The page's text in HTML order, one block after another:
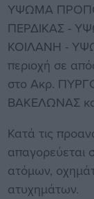
ΥΨΩΜΑ
ΠΕΡΔΙΚΑΣ -
ΚΟΙΛΑΝΗ -
περιοχή σε
στο Ακρ.
ΒΑΚΕΛΩΝΑΣ
Κατά τις
απαγορεύεται
ατόμων,
ατυχημάτων.